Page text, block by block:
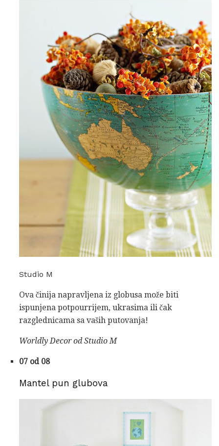
Studio M
Ova činija napravljena iz globusa može biti
ispunjena potpourrijem, ukrasima ili čak
razglednicama sa vaših putovanja!
Worldly Decor od Studio M
07 od 08
Mantel pun glubova